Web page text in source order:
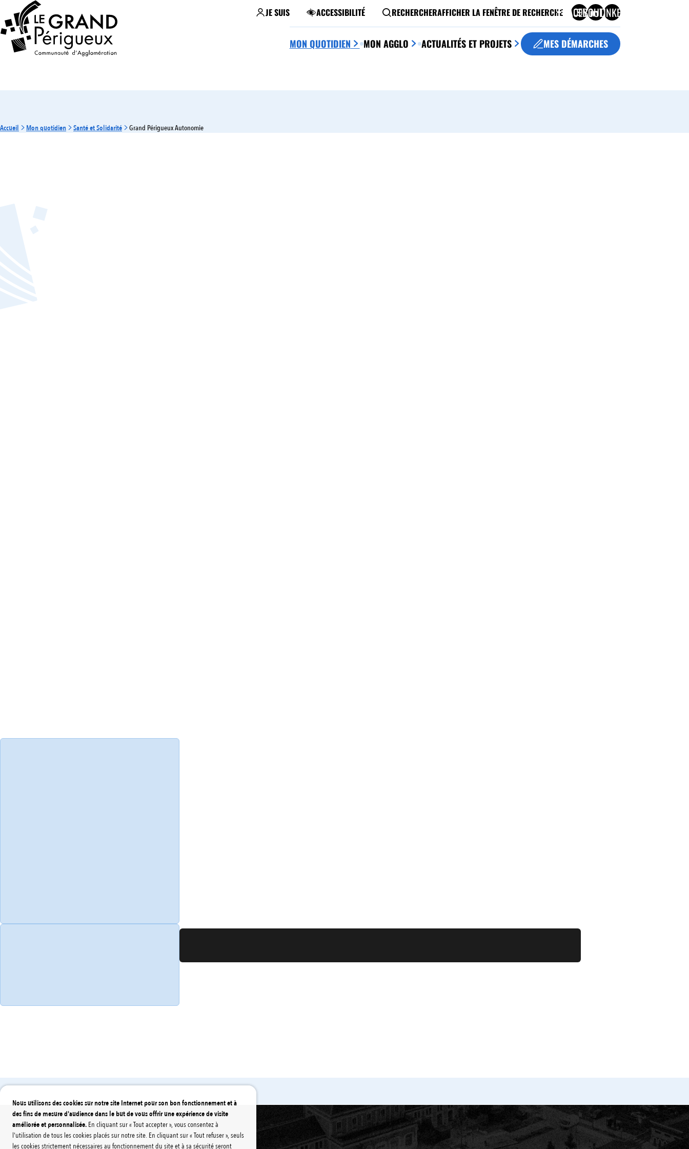
JE SUIS ACCESSIBILITÉ RECHERCHERAFFICHER LA FENÊTRE DE RECHERCHE FACEBOOK
YOUTUBE
LINKEDIN
MON QUOTIDIEN MON AGGLO ACTUALITÉS ET PROJETS MES DÉMARCHES
Accueil Mon quotidien Santé et Solidarité Grand Périgueux Autonomie
Aides pour rénover mon logement À la demande
Nous utilisons des cookies sur notre site Internet pour son bon fonctionnement et à
des fins de mesure d'audience dans le but de vous offrir une expérience de visite
améliorée et personnalisée. En cliquant sur « Tout accepter », vous consentez à
l'utilisation de tous les cookies placés sur notre site. En cliquant sur « Tout refuser », seuls
les cookies strictement nécessaires au fonctionnement du site et à sa sécurité seront